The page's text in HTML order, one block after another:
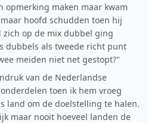
opmerking maken maar kwam
hoofd schudden toen hij
op de mix dubbel ging
dubbels als tweede richt punt
meiden niet net gestopt?"
van de Nederlandse
toen ik hem vroeg
land om de doelstelling te halen.
maar nooit hoeveel landen de